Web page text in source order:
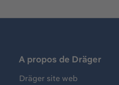
A propos de Dräger
Dräger site web